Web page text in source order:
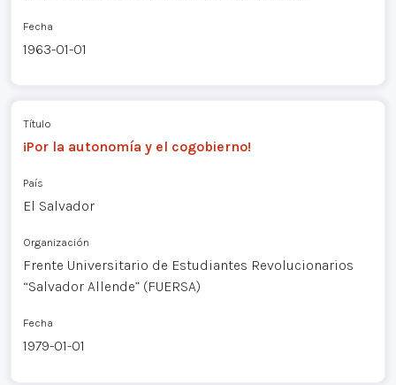
Fecha
1963-01-01
Título
¡Por la autonomía y el cogobierno!
País
El Salvador
Organización
Frente Universitario de Estudiantes Revolucionarios
“Salvador Allende” (FUERSA)
Fecha
1979-01-01